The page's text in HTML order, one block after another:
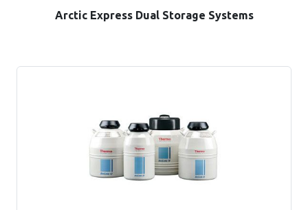
Arctic Express Dual Storage Systems